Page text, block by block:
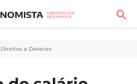
Direitos e Deveres